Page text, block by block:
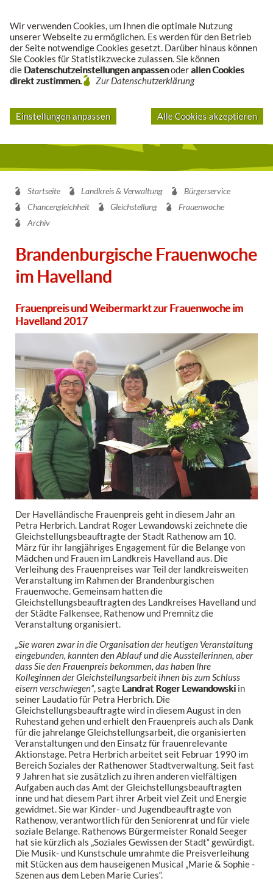
Wir verwenden Cookies, um Ihnen die optimale Nutzung
unserer Webseite zu ermöglichen. Es werden für den Betrieb
der Seite notwendige Cookies gesetzt. Darüber hinaus können
Sie Cookies für Statistikzwecke zulassen. Sie können
die Datenschutzeinstellungen anpassenoderallen Cookies
direkt zustimmen.
Zur Datenschutzerklärung
Einstellungen anpassen Alle Cookies akzeptieren
Startseite Landkreis & Verwaltung
Bürgerservice
Chancengleichheit
Gleichstellung
Frauenwoche
Archiv
Brandenburgische Frauenwoche
im Havelland
Frauenpreis und Weibermarkt zur Frauenwoche im
Havelland 2017
Der Havelländische Frauenpreis geht in diesem Jahr an
Petra Herbrich. Landrat Roger Lewandowski zeichnete die
Gleichstellungsbeauftragte der Stadt Rathenow am 10.
März für ihr langjähriges Engagement für die Belange von
Mädchen und Frauen im Landkreis Havelland aus. Die
Verleihung des Frauenpreises war Teil der landkreisweiten
Veranstaltung im Rahmen der Brandenburgischen
Frauenwoche. Gemeinsam hatten die
Gleichstellungsbeauftragten des Landkreises Havelland und
der Städte Falkensee, Rathenow und Premnitz die
Veranstaltung organisiert.
„Sie waren zwar in die Organisation der heutigen Veranstaltung
eingebunden, kannten den Ablauf und die Ausstellerinnen, aber
dass Sie den Frauenpreis bekommen, das haben Ihre
Kolleginnen der Gleichstellungsarbeit ihnen bis zum Schluss
eisern verschwiegen“, sagte Landrat Roger Lewandowski in
seiner Laudatio für Petra Herbrich. Die
Gleichstellungsbeauftragte wird in diesem August in den
Ruhestand gehen und erhielt den Frauenpreis auch als Dank
für die jahrelange Gleichstellungsarbeit, die organisierten
Veranstaltungen und den Einsatz für frauenrelevante
Aktionstage. Petra Herbrich arbeitet seit Februar 1990 im
Bereich Soziales der Rathenower Stadtverwaltung. Seit fast
9 Jahren hat sie zusätzlich zu ihren anderen vielfältigen
Aufgaben auch das Amt der Gleichstellungsbeauftragten
inne und hat diesem Part ihrer Arbeit viel Zeit und Energie
gewidmet. Sie war Kinder- und Jugendbeauftragte von
Rathenow, verantwortlich für den Seniorenrat und für viele
soziale Belange. Rathenows Bürgermeister Ronald Seeger
hat sie kürzlich als „Soziales Gewissen der Stadt“ gewürdigt.
Die Musik- und Kunstschule umrahmte die Preisverleihung
mit Stücken aus dem hauseigenen Musical „Marie & Sophie -
Szenen aus dem Leben Marie Curies“.